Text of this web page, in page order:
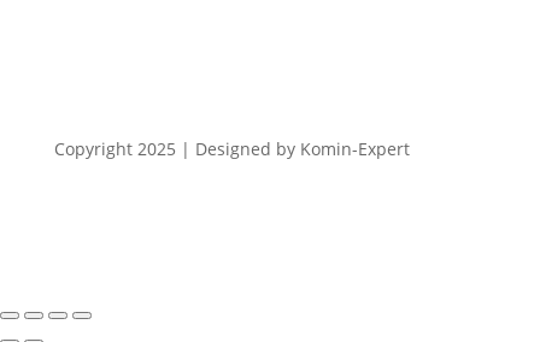
Copyright 2025 | Designed by Komin-Expert